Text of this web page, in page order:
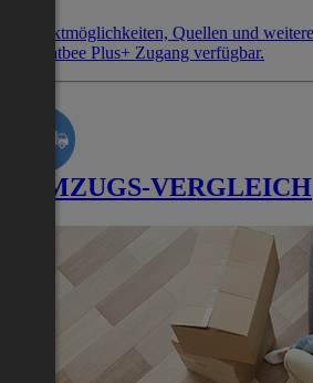
Kontaktmöglichkeiten, Quellen und
mit Flatbee Plus+ Zugang verfügbar.
UMZUGS-VERGLEICH